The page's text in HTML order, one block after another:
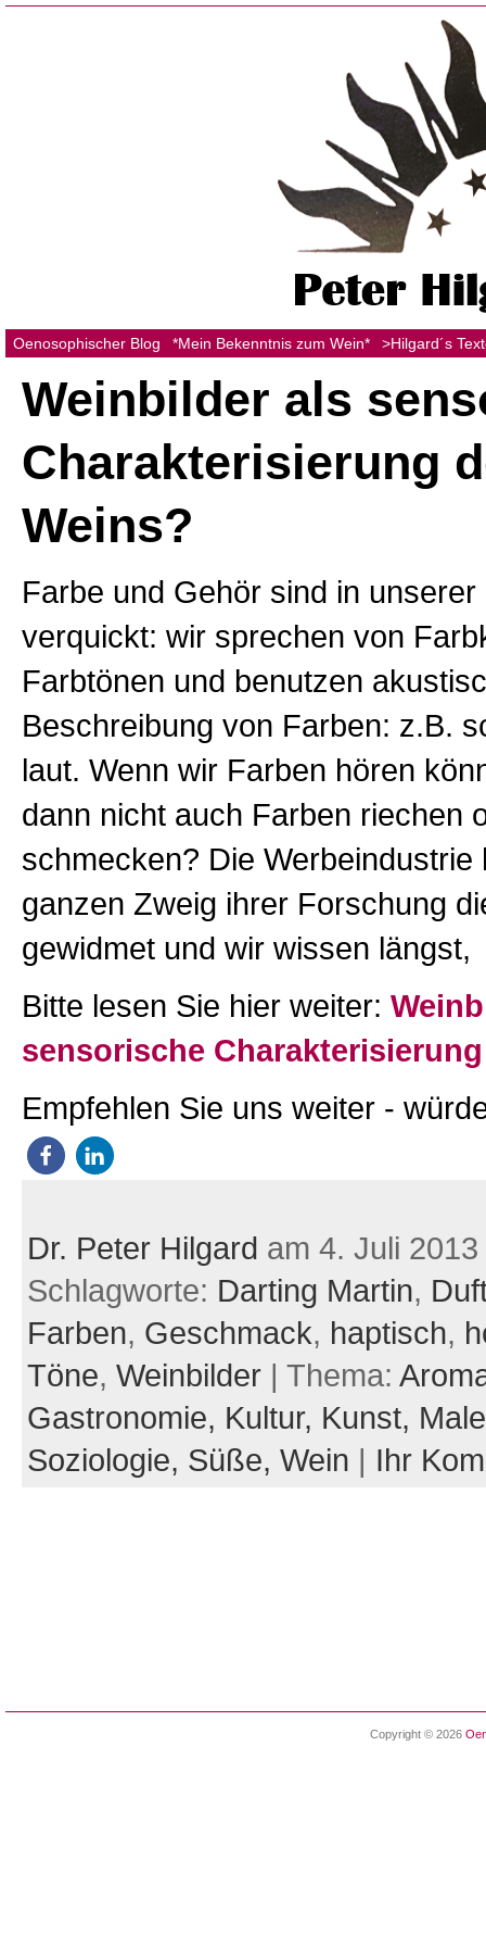
Oenosophischer Blog *Mein Bekenntnis zum Wein* >Hilgard´s
Weinbilder als
Charakterisierung
Weins?
Farbe und Gehör sind in
verquickt: wir sprechen von
Farbtönen und benutzen
Beschreibung von Farben: z.B.
laut. Wenn wir Farben hören
dann nicht auch Farben riechen
schmecken? Die Werbeindustrie
ganzen Zweig ihrer Forschung
gewidmet und wir wissen längst,
Bitte lesen Sie hier weiter:
sensorische
Empfehlen Sie uns weiter -
Dr. Peter Hilgard am 4. Juli 2013
Schlagworte: Darting Martin,
Farben, Geschmack, haptisch,
Töne, Weinbilder| Thema:
Gastronomie, Kultur, Kunst,
Soziologie, Süße, Wein | Ihr
Copyright © 2026